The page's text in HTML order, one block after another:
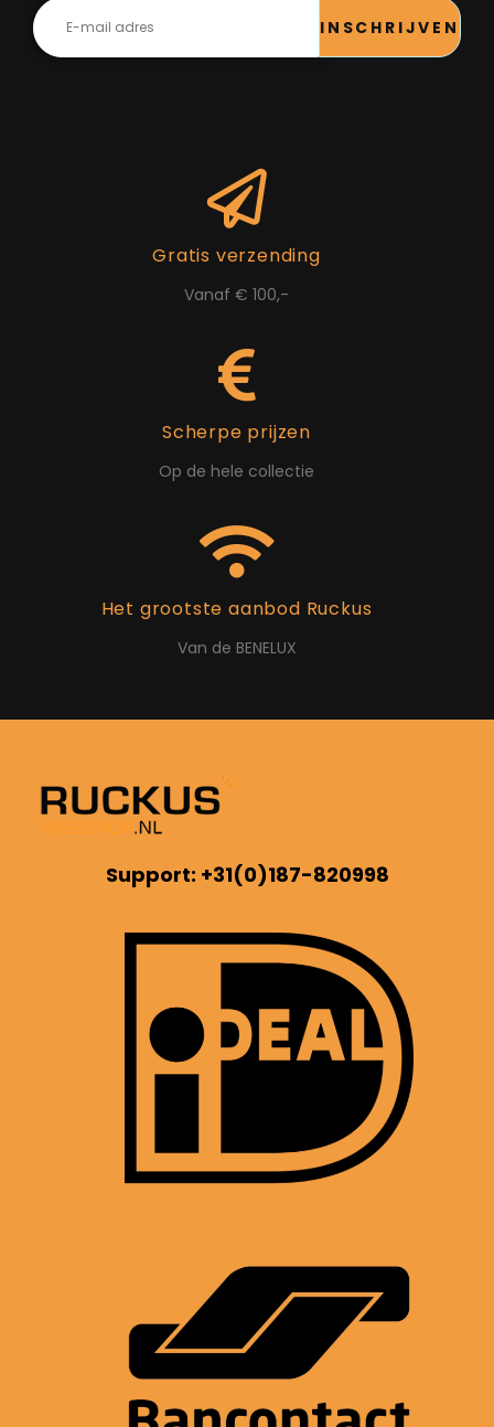
INSCHRIJVEN
Gratis verzending
Vanaf € 100,-
Scherpe prijzen
Op de hele collectie
Het grootste aanbod Ruckus
Van de BENELUX
Support: +31(0)187-820998